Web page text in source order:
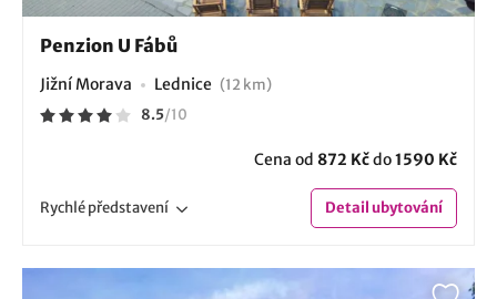
Penzion U Fábů
Jižní Morava Lednice (12 km)
8.5/10
Cena od 872 Kčdo1590 Kč
Rychlépředstavení Detailubytování